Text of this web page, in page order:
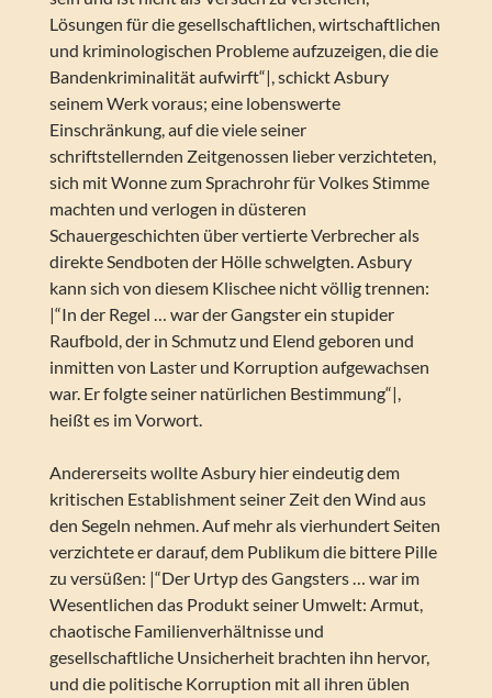
Lösungen für die gesellschaftlichen, wirtschaftlichen
und kriminologischen Probleme aufzuzeigen, die die
Bandenkriminalität aufwirft“|, schickt Asbury
seinem Werk voraus; eine lobenswerte
Einschränkung, auf die viele seiner
schriftstellernden Zeitgenossen lieber verzichteten,
sich mit Wonne zum Sprachrohr für Volkes Stimme
machten und verlogen in düsteren
Schauergeschichten über vertierte Verbrecher als
direkte Sendboten der Hölle schwelgten. Asbury
kann sich von diesem Klischee nicht völlig trennen:
|“In der Regel … war der Gangster ein stupider
Raufbold, der in Schmutz und Elend geboren und
inmitten von Laster und Korruption aufgewachsen
war. Er folgte seiner natürlichen Bestimmung“|,
heißt es im Vorwort.
Andererseits wollte Asbury hier eindeutig dem
kritischen Establishment seiner Zeit den Wind aus
den Segeln nehmen. Auf mehr als vierhundert Seiten
verzichtete er darauf, dem Publikum die bittere Pille
zu versüßen: |“Der Urtyp des Gangsters … war im
Wesentlichen das Produkt seiner Umwelt: Armut,
chaotische Familienverhältnisse und
gesellschaftliche Unsicherheit brachten ihn hervor,
und die politische Korruption mit all ihren üblen